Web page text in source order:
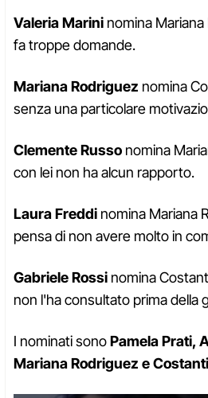
Valeria Marini nomina
fa troppe domande.
Mariana Rodriguez nomina
senza una particolare
Clemente Russo nomina
con lei non ha alcun rapporto.
Laura Freddi nomina Mariana
pensa di non avere molto in
Gabriele Rossi nomina
non l'ha consultato prima della
I nominati sonoPamela Prati,
Mariana Rodriguez e